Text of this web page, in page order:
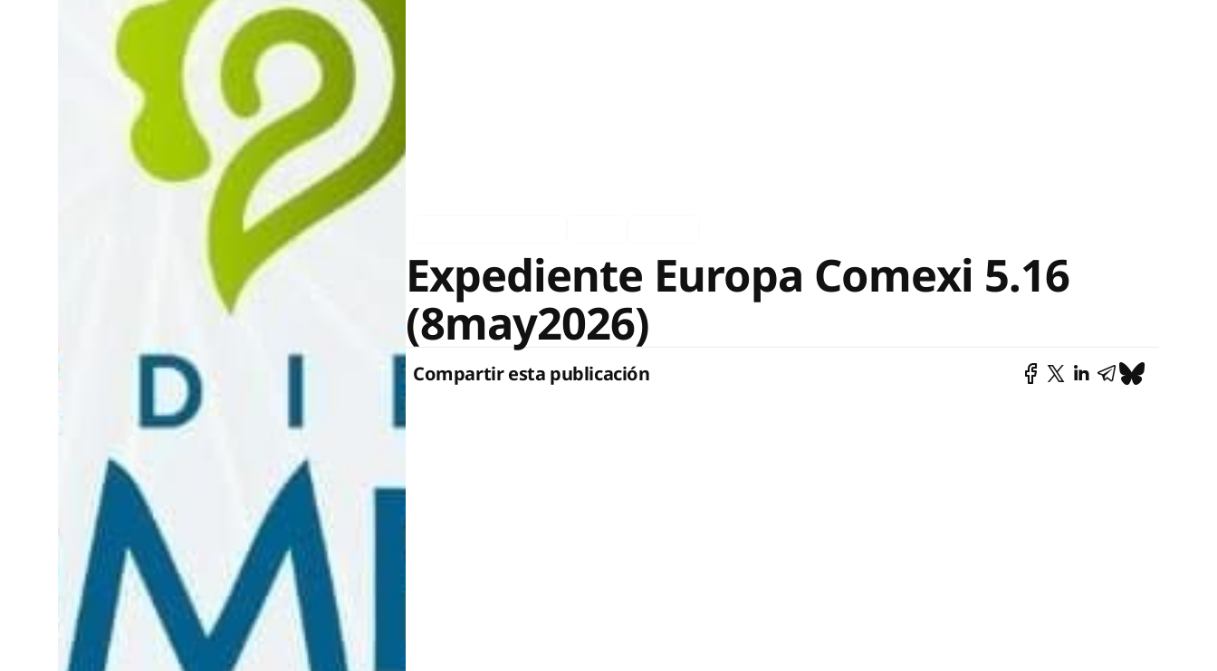
Expediente Europa Comexi 5.16
(8may2026)
Compartir esta publicación